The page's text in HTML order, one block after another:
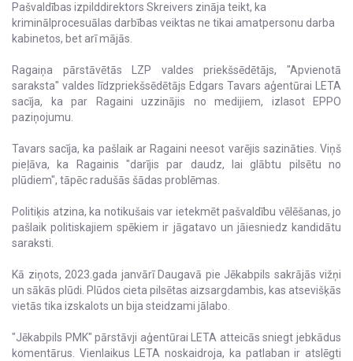
Pašvaldības izpilddirektors Skreivers zināja teikt, ka
kriminālprocesuālas darbības veiktas ne tikai amatpersonu darba
kabinetos, bet arī mājās.
Ragaiņa pārstāvētās LZP valdes priekšsēdētājs, "Apvienotā
saraksta" valdes līdzpriekšsēdētājs Edgars Tavars aģentūrai LETA
sacīja, ka par Ragaini uzzinājis no medijiem, izlasot EPPO
paziņojumu.
Tavars sacīja, ka pašlaik ar Ragaini neesot varējis sazināties. Viņš
pieļāva, ka Ragainis "darījis par daudz, lai glābtu pilsētu no
plūdiem", tāpēc radušās šādas problēmas.
Politiķis atzina, ka notikušais var ietekmēt pašvaldību vēlēšanas, jo
pašlaik politiskajiem spēkiem ir jāgatavo un jāiesniedz kandidātu
saraksti.
Kā ziņots, 2023.gada janvārī Daugavā pie Jēkabpils sakrājās vižņi
un sākās plūdi. Plūdos cieta pilsētas aizsargdambis, kas atsevišķās
vietās tika izskalots un bija steidzami jālabo.
"Jēkabpils PMK" pārstāvji aģentūrai LETA atteicās sniegt jebkādus
komentārus. Vienlaikus LETA noskaidroja, ka patlaban ir atslēgti